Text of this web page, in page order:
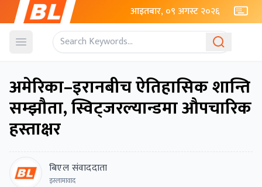
आइतबार, ०९ अगस्ट २०२६
Open menu
अमेरिका–इरानबीच ऐतिहासिक शान्ति
सम्झौता, स्विट्जरल्यान्डमा औपचारिक
हस्ताक्षर
बिएल संवाददाता
इस्लामावाद